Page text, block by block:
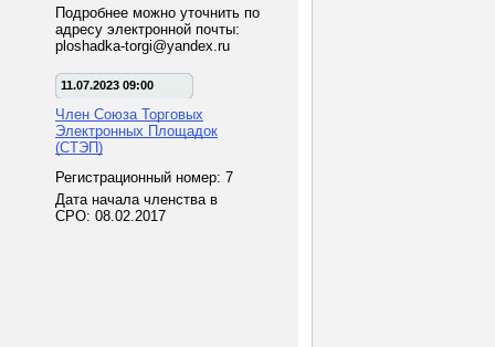
Подробнее можно уточнить по
адресу электронной почты:
ploshadka-torgi@yandex.ru
11.07.2023 09:00
Член Союза Торговых
Электронных Площадок
(СТЭП)
Регистрационный номер: 7
Дата начала членства в
СРО: 08.02.2017